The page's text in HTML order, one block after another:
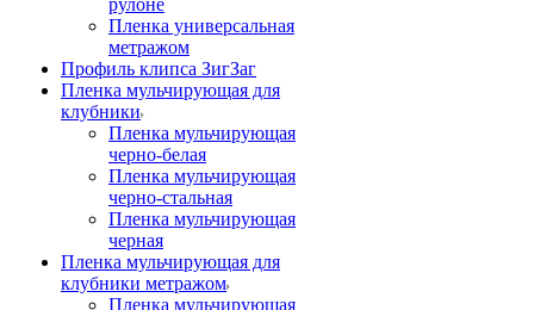
рулоне
Пленка универсальная
метражом
Профиль клипса ЗигЗаг
Пленка мульчирующая для
клубники
Пленка мульчирующая
черно-белая
Пленка мульчирующая
черно-стальная
Пленка мульчирующая
черная
Пленка мульчирующая для
клубники метражом
Пленка мульчирующая